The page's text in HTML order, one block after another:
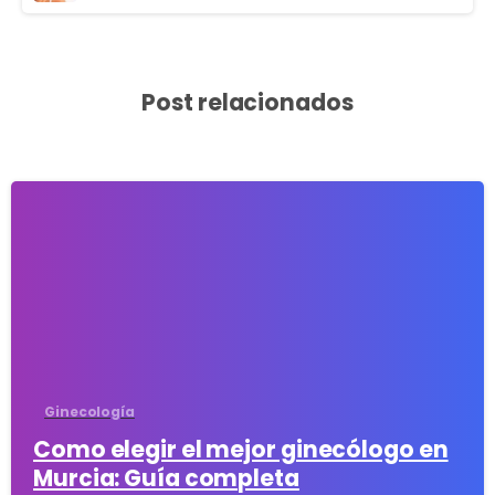
Post relacionados
Ginecología
Como elegir el mejor ginecólogo en
Murcia: Guía completa